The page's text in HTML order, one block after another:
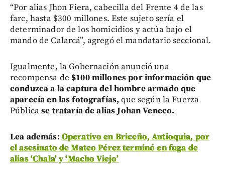
“Por alias Jhon Fiera, cabecilla del Frente 4 de las
farc, hasta $300 millones. Este sujeto sería el
determinador de los homicidios y actúa bajo el
mando de Calarcá”, agregó el mandatario seccional.
Igualmente, la Gobernación anunció una
recompensa de $100 millones por información que
conduzca a la captura del hombre armado que
aparecía en las fotografías, que según la Fuerza
Públicase trataría de alias Johan Veneco.
Lea además:Operativo en Briceño, Antioquia, por
el asesinato de Mateo Pérez terminó en fuga de
alias ‘Chala’ y ‘Macho Viejo’